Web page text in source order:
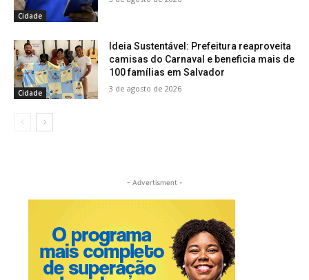
Cidade
Cidade
Ideia Sustentável: Prefeitura reaproveita
camisas do Carnaval e beneficia mais de
100 famílias em Salvador
3 de agosto de 2026
- Advertisment -